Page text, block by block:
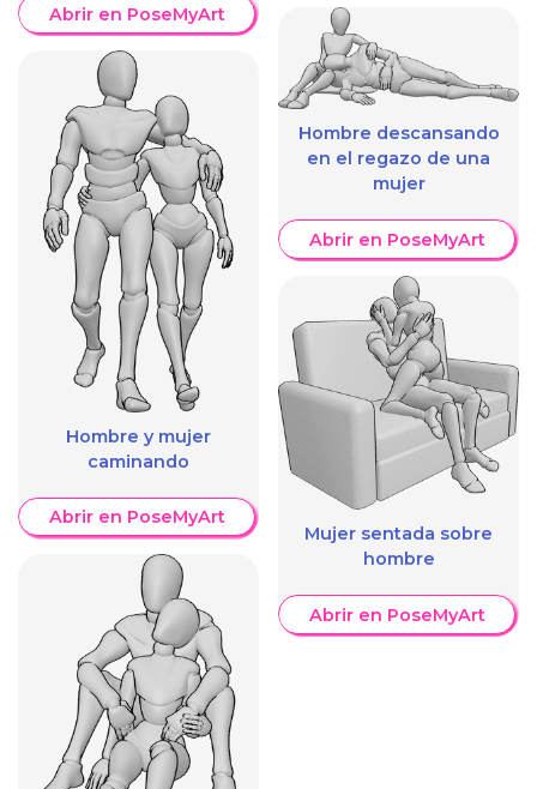
Abrir en PoseMyArt
Hombre y mujer
caminando
Abrir en PoseMyArt
Hombre descansando
en el regazo de una
mujer
Abrir en PoseMyArt
Mujer sentada sobre
hombre
Abrir en PoseMyArt